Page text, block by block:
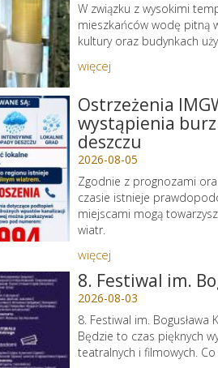
W związku z wysokimi
mieszkańców wodę pitną
kultury oraz budynkach
więcej
Ostrzeżenia
wystąpienia
deszczu
2026-08-05
Zgodnie z prognozami
czasie istnieje
miejscami mogą
wiatr.
więcej
8. Festiwal im.
2026-08-03
8. Festiwal im.
Będzie to czas pięknych
teatralnych i filmowych.